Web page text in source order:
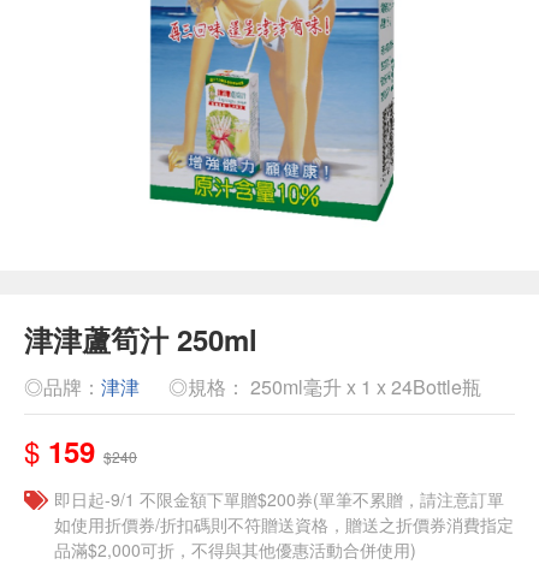
津津蘆筍汁 250ml
◎品牌： 津津 ◎規格： 250ml毫升 x 1 x 24Bottle瓶
$ 159 $240
即日起-9/1 不限金額下單贈$200券(單筆不累贈，請注意訂單
如使用折價券/折扣碼則不符贈送資格，贈送之折價券消費指定
品滿$2,000可折，不得與其他優惠活動合併使用)